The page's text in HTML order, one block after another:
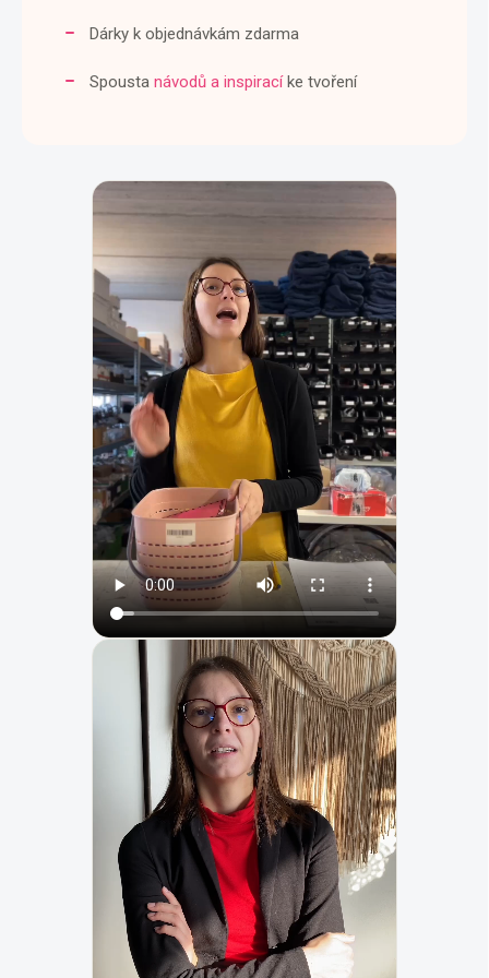
Dárky k objednávkám zdarma
Spousta návodů a inspiracíke tvoření